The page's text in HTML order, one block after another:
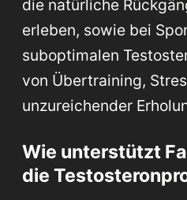
die natürliche
erleben, sowie bei
suboptimalen
von Übertraining,
unzureichender
Wie unterstützt
die